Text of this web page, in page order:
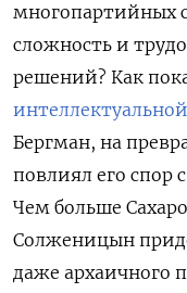
многопартийных
сложность и
решений? Как
Бергман, на
повлиял его
Чем больше
Солженицын
даже архаичного